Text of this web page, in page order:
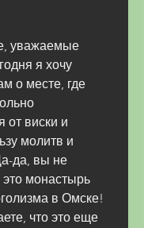
уважаемые
я хочу
о месте, где
от виски и
молитв и
да, вы не
монастырь
в Омске!
что это еще